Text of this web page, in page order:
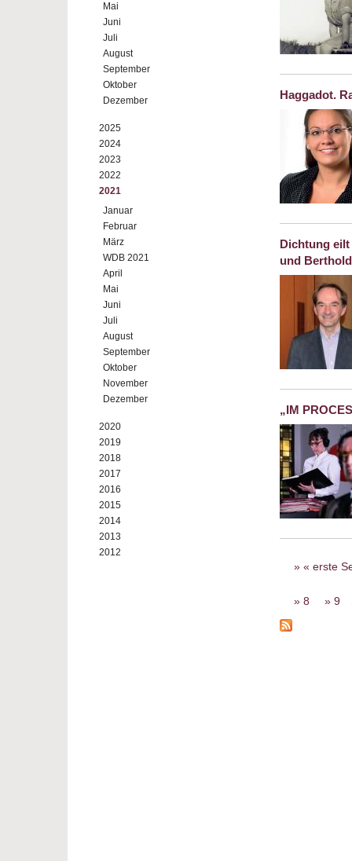
Mai
Juni
Juli
August
September
Oktober
Dezember
2025
2024
2023
2022
2021
Januar
Februar
März
WDB 2021
April
Mai
Juni
Juli
August
September
Oktober
November
Dezember
2020
2019
2018
2017
2016
2015
2014
2013
2012
Haggadot.
Dichtung
und
„IM
Seiten
« erste
8 9